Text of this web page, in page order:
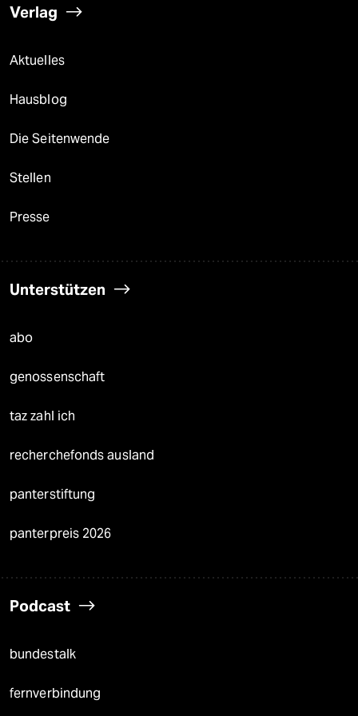
Verlag
Aktuelles
Hausblog
Die Seitenwende
Stellen
Presse
Unterstützen
abo
genossenschaft
taz zahl ich
recherchefonds ausland
panterstiftung
panterpreis 2026
Podcast
bundestalk
fernverbindung